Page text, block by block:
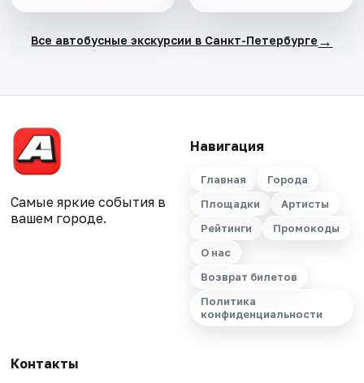
Все автобусные экскурсии в Санкт-Петербурге →
Самые яркие события в
вашем городе.
Навигация
Главная
Города
Площадки
Артисты
Рейтинги
Промокоды
О нас
Возврат билетов
Политика
конфиденциальности
Контакты